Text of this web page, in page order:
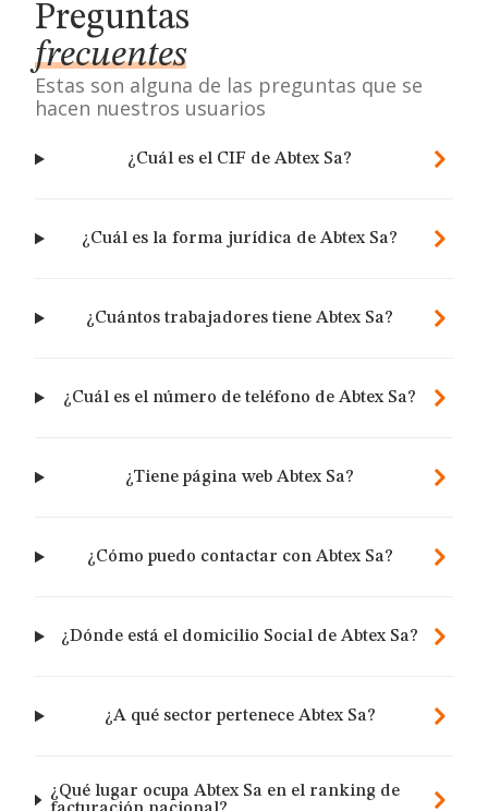
Preguntas
frecuentes
Estas son alguna de las preguntas que se
hacen nuestros usuarios
¿Cuál es el CIF de Abtex Sa?
¿Cuál es la forma jurídica de Abtex Sa?
¿Cuántos trabajadores tiene Abtex Sa?
¿Cuál es el número de teléfono de Abtex Sa?
¿Tiene página web Abtex Sa?
¿Cómo puedo contactar con Abtex Sa?
¿Dónde está el domicilio Social de Abtex Sa?
¿A qué sector pertenece Abtex Sa?
¿Qué lugar ocupa Abtex Sa en el ranking de